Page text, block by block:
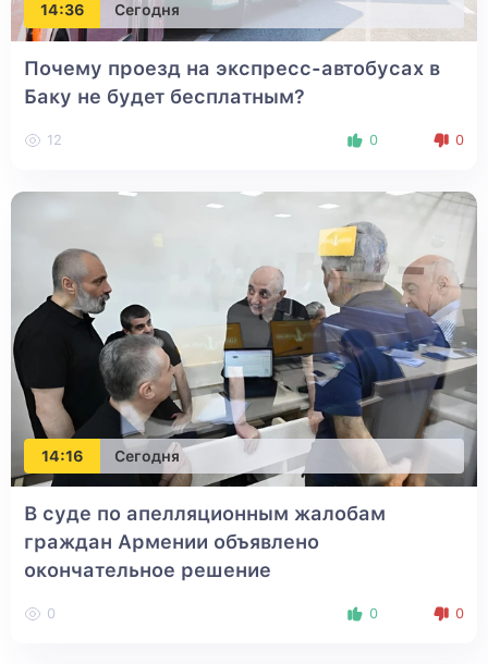
14:36 Сегодня
Почему проезд на экспресс-автобусах в
Баку не будет бесплатным?
12 0 0
14:16 Сегодня
В суде по апелляционным жалобам
граждан Армении объявлено
окончательное решение
0 0 0